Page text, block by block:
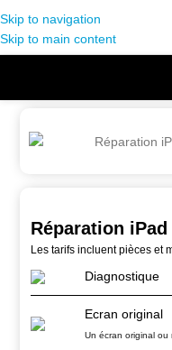
Skip to navigation
Skip to main content
Réparation iPad
Les tarifs incluent pièces et
Diagnostique
Ecran original
Un écran original ou